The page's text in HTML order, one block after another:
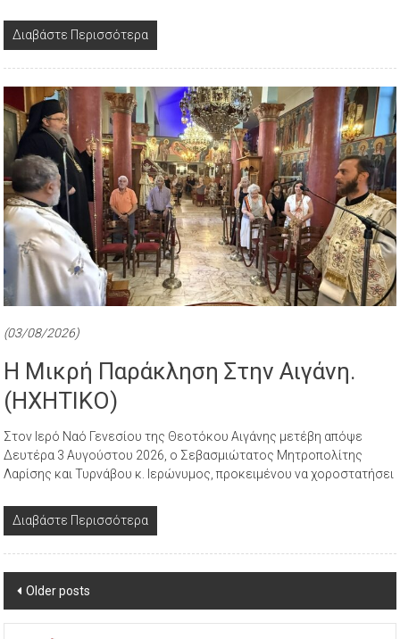
Διαβάστε Περισσότερα
(03/08/2026)
Η Μικρή Παράκληση Στην Αιγάνη.
(ΗΧΗΤΙΚΟ)
Στον Ιερό Ναό Γενεσίου της Θεοτόκου Αιγάνης μετέβη απόψε
Δευτέρα 3 Αυγούστου 2026, ο Σεβασμιώτατος Μητροπολίτης
Λαρίσης και Τυρνάβου κ. Ιερώνυμος, προκειμένου να χοροστατήσει
Διαβάστε Περισσότερα
Posts
navigation
Older posts